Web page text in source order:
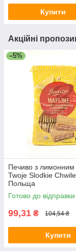
Купити
Акційні
–5%
Печиво з
Twoje Slodkie
Польща
Готово до відправки
99,31 ₴ 104,54 ₴
Купити